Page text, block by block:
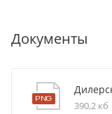
Документы
390,2 кб